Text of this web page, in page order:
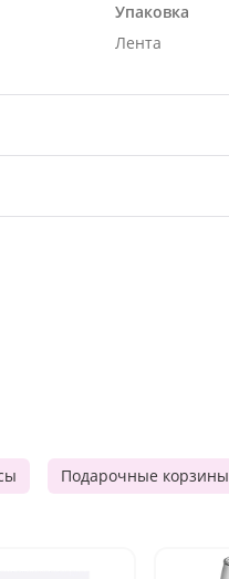
Упаковка
Лента
Подарочные корзины